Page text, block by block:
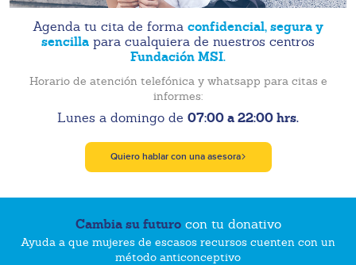
Agenda tu cita de forma confidencial, segura y
sencilla para cualquiera de nuestros centros
Fundación MSI.
Horario de atención telefónica y whatsapp para citas e
informes:
Lunes a domingo de 07:00 a 22:00 hrs.
Quiero hablar con una asesora
Cambia su futurocon tu donativo
Ayuda a que mujeres de escasos recursos cuenten con un
método anticonceptivo